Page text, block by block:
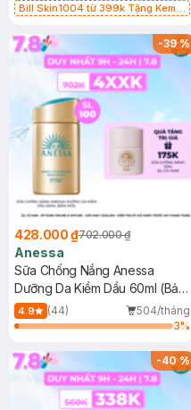
Bill Skin1004 từ 399k Tặng Kem
SPF 50+ 20ml (SL Có Hạn)
-39%
428.000 ₫702.000 ₫
Anessa
Sữa Chống Nắng Anessa
Dưỡng Da Kiềm Dầu 60ml (Bản
Mới)
4.9 (44)
504/tháng
3%
-40%